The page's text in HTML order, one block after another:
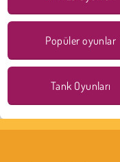
Popüler oyunlar
Tank Oyunları